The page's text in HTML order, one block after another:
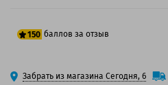
150 баллов за отзыв
125 баллов
Забрать из магазина Сегодня, 6